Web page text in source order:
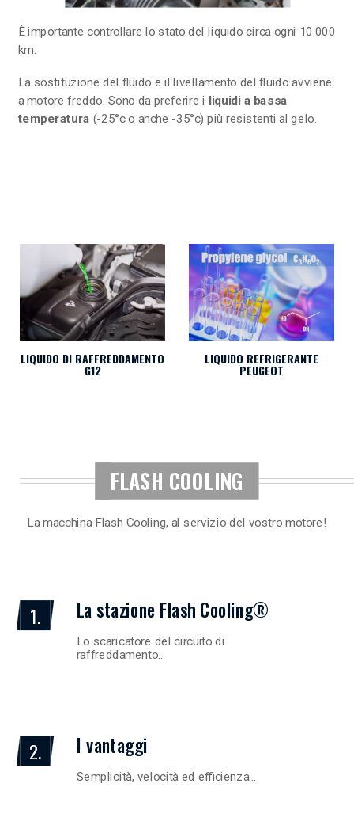
È importante controllare lo stato del liquido circa ogni 10.000
km.
La sostituzione del fluido e il livellamento del fluido avviene
a motore freddo. Sono da preferire i liquidi a bassa
temperatura (-25°c o anche -35°c) più resistenti al gelo.
LIQUIDO DI RAFFREDDAMENTO
G12
LIQUIDO REFRIGERANTE
PEUGEOT
FLASH COOLING
La macchina Flash Cooling, al servizio del vostro motore!
1. La stazione Flash Cooling®
Lo scaricatore del circuito di
raffreddamento…
2. I vantaggi
Semplicità, velocità ed efficienza…